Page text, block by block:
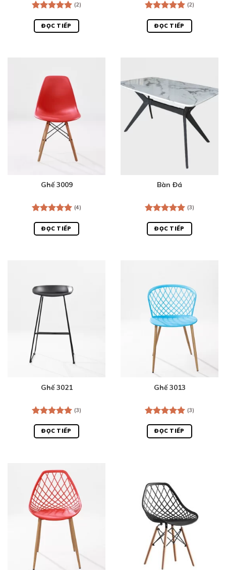
hạng5.00
5 sao
(2)
ĐỌC TIẾP
hạng5.00
5 sao
(2)
ĐỌC TIẾP
Ghế 3009
hạng5.00
5 sao
(4)
ĐỌC TIẾP
Bàn Đá
hạng5.00
5 sao
(3)
ĐỌC TIẾP
Ghế 3021
hạng5.00
5 sao
(3)
ĐỌC TIẾP
Ghế 3013
hạng5.00
5 sao
(3)
ĐỌC TIẾP